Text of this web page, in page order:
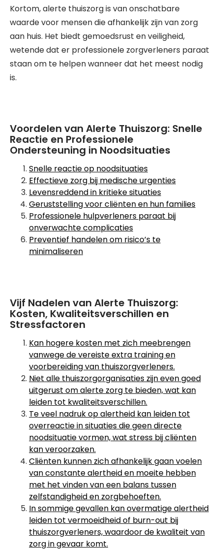
Kortom, alerte thuiszorg is van onschatbare
waarde voor mensen die afhankelijk zijn van zorg
aan huis. Het biedt gemoedsrust en veiligheid,
wetende dat er professionele zorgverleners paraat
staan om te helpen wanneer dat het meest nodig
is.
Voordelen van Alerte Thuiszorg: Snelle
Reactie en Professionele
Ondersteuning in Noodsituaties
Snelle reactie op noodsituaties
Effectieve zorg bij medische urgenties
Levensreddend in kritieke situaties
Geruststelling voor cliënten en hun families
Professionele hulpverleners paraat bij
onverwachte complicaties
Preventief handelen om risico’s te
minimaliseren
Vijf Nadelen van Alerte Thuiszorg:
Kosten, Kwaliteitsverschillen en
Stressfactoren
Kan hogere kosten met zich meebrengen
vanwege de vereiste extra training en
voorbereiding van thuiszorgverleners.
Niet alle thuiszorgorganisaties zijn even goed
uitgerust om alerte zorg te bieden, wat kan
leiden tot kwaliteitsverschillen.
Te veel nadruk op alertheid kan leiden tot
overreactie in situaties die geen directe
noodsituatie vormen, wat stress bij cliënten
kan veroorzaken.
Cliënten kunnen zich afhankelijk gaan voelen
van constante alertheid en moeite hebben
met het vinden van een balans tussen
zelfstandigheid en zorgbehoeften.
In sommige gevallen kan overmatige alertheid
leiden tot vermoeidheid of burn-out bij
thuiszorgverleners, waardoor de kwaliteit van
zorg in gevaar komt.